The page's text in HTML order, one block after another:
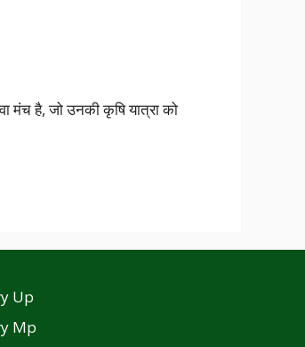
मंच है, जो उनकी कृषि यात्रा को
Up
Mp